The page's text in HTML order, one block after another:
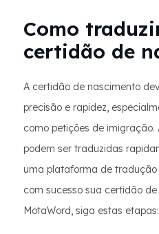
Como
certidão de
A certidão de nascimento
precisão e rapidez,
como petições de
podem ser traduzidas
uma plataforma de
com sucesso sua certidão
MotaWord, siga estas etapas: